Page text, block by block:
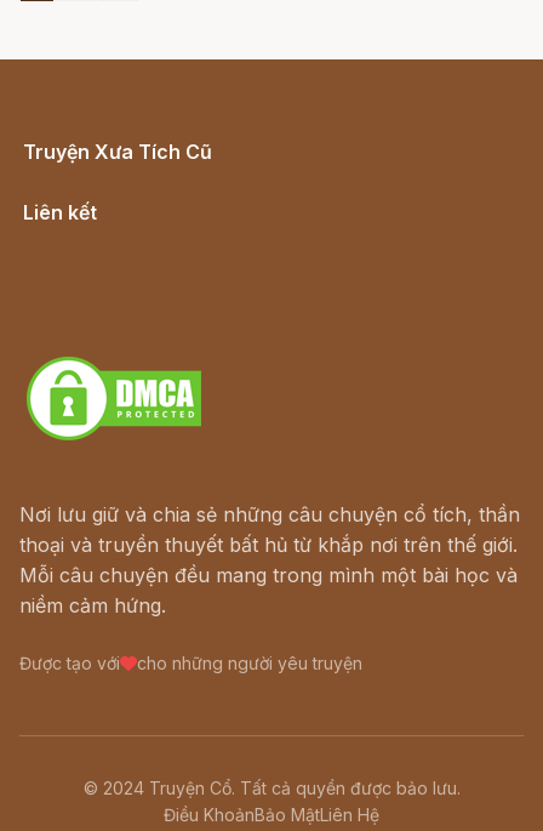
Truyện Xưa Tích Cũ
Liên kết
Nơi lưu giữ và chia sẻ những câu chuyện cổ tích, thần
thoại và truyền thuyết bất hủ từ khắp nơi trên thế giới.
Mỗi câu chuyện đều mang trong mình một bài học và
niềm cảm hứng.
Được tạo với cho những người yêu truyện
© 2024 Truyện Cổ. Tất cả quyền được bảo lưu.
Điều KhoảnBảo MậtLiên Hệ